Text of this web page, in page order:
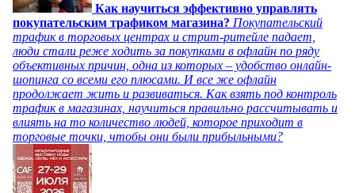
Как научиться эффективно управлять
покупательским трафиком магазина? Покупательский
трафик в торговых центрах и стрит-ритейле падает,
люди стали реже ходить за покупками в офлайн по ряду
объективных причин, одна из которых – удобство онлайн-
шопинга со всеми его плюсами. И все же офлайн
продолжает жить и развиваться. Как взять под контроль
трафик в магазинах, научиться правильно рассчитывать и
влиять на то количество людей, которое приходит в
торговые точки, чтобы они были прибыльными?